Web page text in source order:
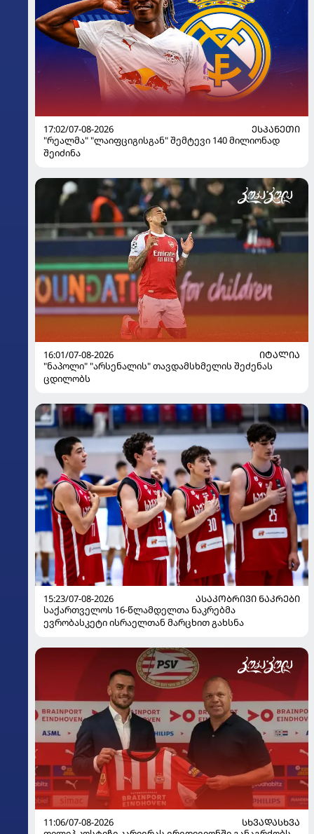
17:02/07-08-2026
ᲔᲡᲞᲐᲜᲔᲗᲘ
"რეალმა" "ლაიფციგისგან" შემტევი 140 მილიონად
შეიძინა
16:01/07-08-2026
ᲘᲢᲐᲚᲘᲐ
"ნაპოლი" "არსენალის" თავდამსხმელის შეძენას
ცდილობს
15:23/07-08-2026
ᲐᲡᲐᲙᲝᲑᲠᲘᲕᲘ ᲜᲐᲙᲠᲔᲑᲘ
საქართველოს 16-წლამდელთა ნაკრებმა
ევრობასკეტი ისრაელთან მარცხით გახსნა
11:06/07-08-2026
ᲡᲮᲕᲐᲓᲐᲡᲮᲕᲐ